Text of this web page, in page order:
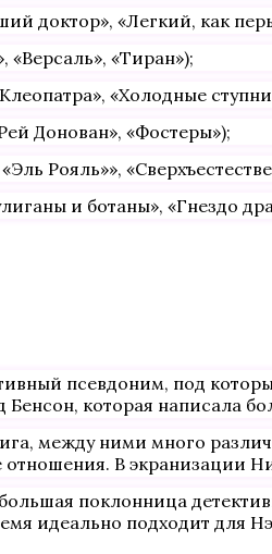
доктор», «Легкий, как
«Тиран»);
«Холодные
Донован», «Фостеры»);
Рояль»»,
и ботаны», «Гнездо
псевдоним, под
которая написала
между ними много
В экранизации
поклонница
идеально подходит для